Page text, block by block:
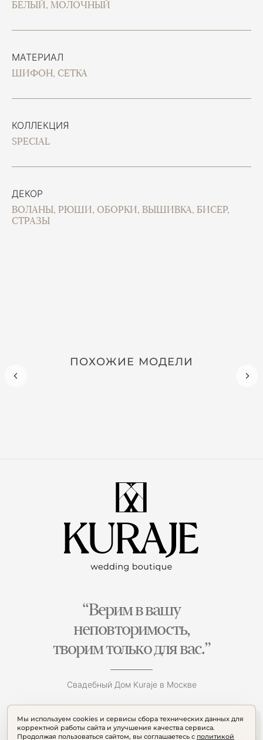
БЕЛЫЙ, МОЛОЧНЫЙ
МАТЕРИАЛ
ШИФОН, СЕТКА
КОЛЛЕКЦИЯ
SPECIAL
ДЕКОР
ВОЛАНЫ, РЮШИ, ОБОРКИ, ВЫШИВКА, БИСЕР,
СТРАЗЫ
ПОХОЖИЕ МОДЕЛИ
Мы используем cookies и сервисы сбора технических данных для
корректной работы сайта и улучшения качества сервиса.
Продолжая пользоваться сайтом, вы соглашаетесь с политикой
“Верим в вашу
неповторимость,
творим только для вас.”
Свадебный Дом Kuraje в Москве